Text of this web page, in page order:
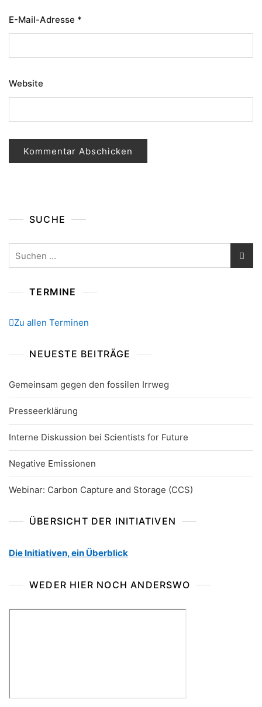
E-Mail-Adresse *
Website
SUCHE
TERMINE
Zu allen Terminen
NEUESTE BEITRÄGE
Gemeinsam gegen den fossilen Irrweg
Presseerklärung
Interne Diskussion bei Scientists for Future
Negative Emissionen
Webinar: Carbon Capture and Storage (CCS)
ÜBERSICHT DER INITIATIVEN
Die Initiativen, ein Überblick
WEDER HIER NOCH ANDERSWO